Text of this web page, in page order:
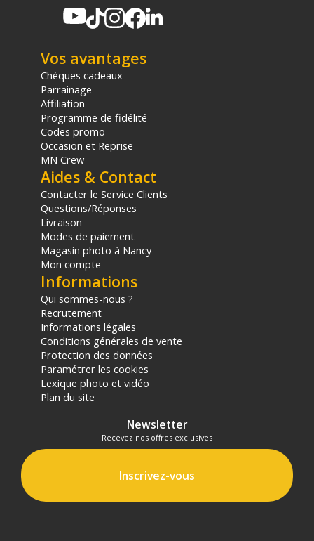
Vos avantages
Chèques cadeaux
Parrainage
Affiliation
Programme de fidélité
Codes promo
Occasion et Reprise
MN Crew
Aides & Contact
Contacter le Service Clients
Questions/Réponses
Livraison
Modes de paiement
Magasin photo à Nancy
Mon compte
Informations
Qui sommes-nous ?
Recrutement
Informations légales
Conditions générales de vente
Protection des données
Paramétrer les cookies
Lexique photo et vidéo
Plan du site
Newsletter
Recevez nos offres exclusives
Inscrivez-vous